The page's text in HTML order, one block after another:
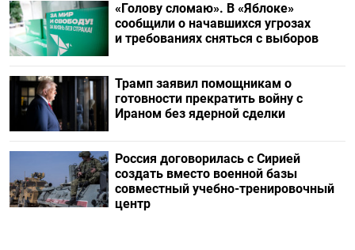
«Голову сломаю». В «Яблоке»
сообщили о начавшихся угрозах
и требованиях сняться с выборов
Трамп заявил помощникам о
готовности прекратить войну с
Ираном без ядерной сделки
Россия договорилась с Сирией
создать вместо военной базы
совместный учебно-тренировочный
центр